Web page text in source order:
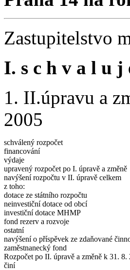
Zastupitelstvo
I. s c h v a l u j
1. II.úpravu a
2005
schválený rozpočet
financování
výdaje
upravený rozpočet po I. úpravě a změně
navýšení rozpočtu v II. úpravě celkem
z toho:
dotace ze státního rozpočtu
neinvestiční dotace od obcí
investiční dotace MHMP
fond rezerv a rozvoje
ostatní
navýšení o příspěvek ze zdaňované
zaměstnanecký fond
Rozpočet po II. úpravě a změně k 31. 8.
činí